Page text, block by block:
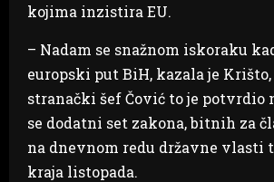
kojima inzistira EU.
– Nadam se snažnom iskoraku
europski put BiH, kazala je Krišto,
stranački šef Čović to je potvrdio
se dodatni set zakona, bitnih za
na dnevnom redu državne vlasti
kraja listopada.